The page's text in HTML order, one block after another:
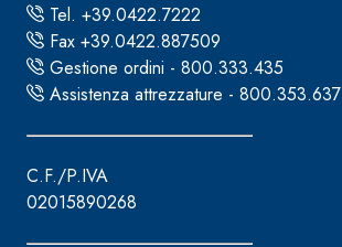
Tel. +39.0422.7222
Fax +39.0422.887509
Gestione ordini - 800.333.435
Assistenza attrezzature - 800.353.637
C.F./P.IVA
02015890268